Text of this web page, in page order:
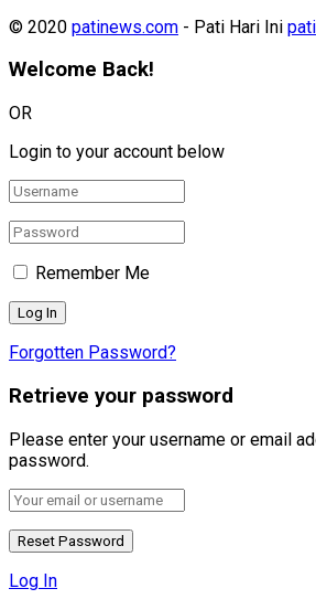
© 2020 patinews.com - Pati Hari Ini
Welcome Back!
OR
Login to your account below
Remember Me
Forgotten Password?
Retrieve your password
Please enter your username or email
password.
Log In